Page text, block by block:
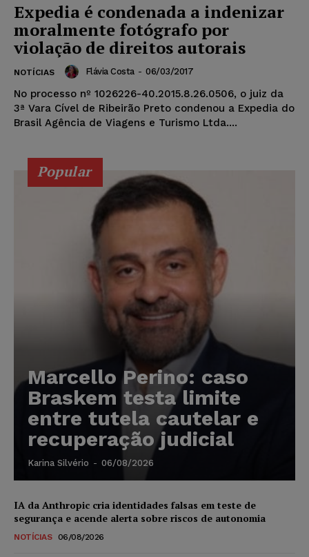
Expedia é condenada a indenizar
moralmente fotógrafo por
violação de direitos autorais
NOTÍCIAS Flávia Costa - 06/03/2017
No processo nº 1026226-40.2015.8.26.0506, o juiz da
3ª Vara Cível de Ribeirão Preto condenou a Expedia do
Brasil Agência de Viagens e Turismo Ltda....
Popular
Marcello Perino: caso
Braskem testa limite
entre tutela cautelar e
recuperação judicial
Karina Silvério - 06/08/2026
IA da Anthropic cria identidades falsas em teste de
segurança e acende alerta sobre riscos de autonomia
NOTÍCIAS 06/08/2026